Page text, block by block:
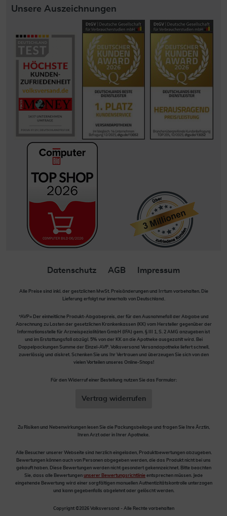
Unsere Auszeichnungen
Datenschutz AGB Impressum
Alle Preise sind inkl. der gestzlichen MwSt. Preisänderungen und Irrtum vorbehalten. Die
Lieferung erfolgt nur innerhalb von Deutschland.
*AVP= Der einheitliche Produkt-Abgabepreis, der für den Ausnahmefall der Abgabe und
Abrechnung zu Lasten der gesetzlichen Krankenkassen (KK) vom Hersteller gegenüber der
Informationsstelle für Arzneispezialitäten GmbH (IFA) gem. § III 1, S. 2 AMG anzugeben ist
und im Erstattungsfall abzügl. 5% von der KK an die Apotheke ausgezahlt wird. Bei
Doppelpackungen Summe der Einzel-AVP. Volksversand Versandapotheke liefert schnell,
zuverlässig und diskret. Schenken Sie uns Ihr Vertrauen und überzeugen Sie sich von den
vielen Vorteilen unseres Online-Shops!
Für den Widerruf einer Bestellung nutzen Sie das Formular:
Vertrag widerrufen
Zu Risiken und Nebenwirkungen lesen Sie die Packungsbeilage und fragen Sie Ihre Ärztin,
Ihren Arzt oder in Ihrer Apotheke.
Alle Besucher unserer Webseite sind herzlich eingeladen, Produktbewertungen abzugeben.
Bewertungen können auch von Personen abgegeben werden, die das Produkt nicht bei uns
gekauft haben. Diese Bewertungen werden nicht gesondert gekennzeichnet. Bitte beachten
Sie, dass alle Bewertungen unserer Bewertungsrichtlinie entsprechen müssen. Jede
eingehende Bewertung wird einer sorgfältigen manuellen Authentizitätskontrolle unterzogen
und kann gegebenfalls abgelehnt oder gelöscht werden.
Copyright ©2026 Volksversand - Alle Rechte vorbehalten